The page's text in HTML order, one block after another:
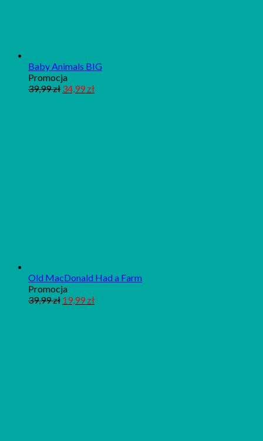
Baby Animals BIG
PromocjaProdukt
w
39,99zł 34,99zł
Old MacDonald Had a Farm
PromocjaProdukt
w
39,99zł 19,99zł